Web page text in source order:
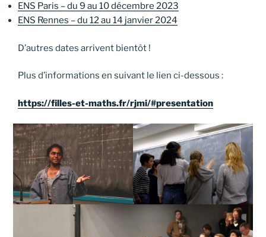
ENS Paris – du 9 au 10 décembre 2023
ENS Rennes – du 12 au 14 janvier 2024
D’autres dates arrivent bientôt !
Plus d’informations en suivant le lien ci-dessous :
https://filles-et-maths.fr/rjmi/#presentation